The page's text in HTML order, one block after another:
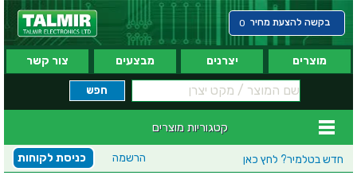
בקשה להצעת מחיר 0
מוצרים יצרנים מבצעים צור קשר
קטגוריות מוצרים
חדש בטלמיר? לחץ כאן כניסת לקוחות הרשמה